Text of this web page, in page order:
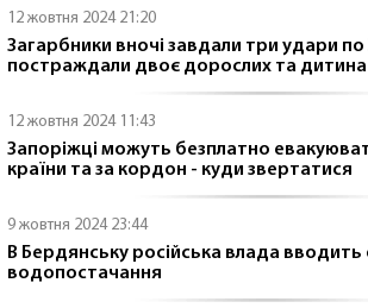
12 жовтня 2024 21:20
Загарбники вночі завдали три удари
постраждали двоє дорослих та дитина
12 жовтня 2024 11:43
Запоріжці можуть безплатно
країни та за кордон - куди звертатися
9 жовтня 2024 23:44
В Бердянську російська влада
водопостачання